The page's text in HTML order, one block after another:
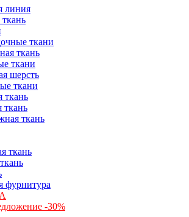
линия
ткани
ткань
ткани
шерсть
ткани
ткань
ткань
ткань
ткань
фурнитура
-30%